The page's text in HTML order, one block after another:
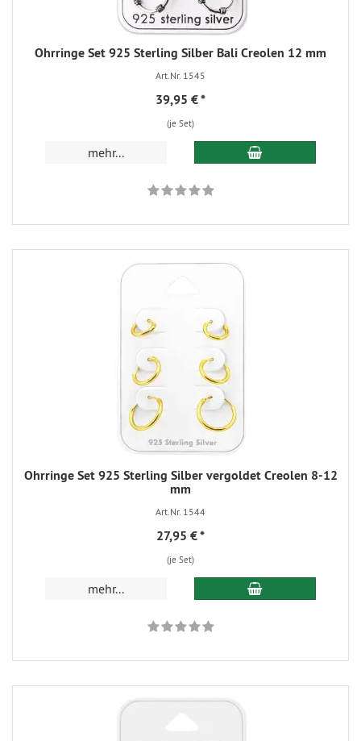
Ohrringe Set 925 Sterling Silber Bali Creolen 12 mm
Art.Nr. 1545
39,95 €*
(je Set)
mehr...
Ohrringe Set 925 Sterling Silber vergoldet Creolen 8-12
mm
Art.Nr. 1544
27,95 €*
(je Set)
mehr...